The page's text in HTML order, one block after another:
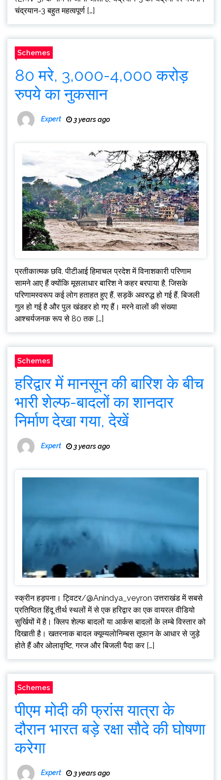
चंद्रयान-3 बहुत महत्वपूर्ण […]
Schemes
80 मरे, 3,000-4,000 करोड़
रुपये का नुकसान
Expert 3 years ago
प्रतीकात्मक छवि. पीटीआई हिमाचल प्रदेश में विनाशकारी परिणाम
सामने आए हैं क्योंकि मूसलाधार बारिश ने कहर बरपाया है, जिसके
परिणामस्वरूप कई लोग हताहत हुए हैं, सड़कें अवरुद्ध हो गई हैं, बिजली
गुल हो गई है और पुल खंडहर हो गए हैं। मरने वालों की संख्या
आश्चर्यजनक रूप से 80 तक […]
Schemes
हरिद्वार में मानसून की बारिश के बीच
भारी शेल्फ-बादलों का शानदार
निर्माण देखा गया, देखें
Expert 3 years ago
स्क्रीन हड़पना। ट्विटर/@Anindya_veyron उत्तराखंड में सबसे
प्रतिष्ठित हिंदू तीर्थ स्थलों में से एक हरिद्वार का एक वायरल वीडियो
सुर्खियों में है। क्लिप शेल्फ बादलों या आर्कस बादलों के लम्बे विस्तार को
दिखाती है। खतरनाक बादल क्यूम्यलोनिम्बस तूफान के आधार से जुड़े
होते हैं और ओलावृष्टि, गरज और बिजली पैदा कर […]
Schemes
पीएम मोदी की फ्रांस यात्रा के
दौरान भारत बड़े रक्षा सौदे की घोषणा
करेगा
Expert 3 years ago